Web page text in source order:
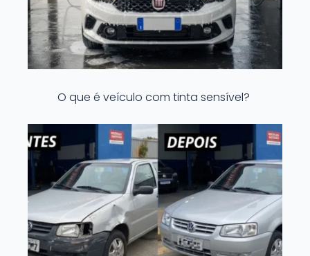
O que é veículo com tinta sensível?